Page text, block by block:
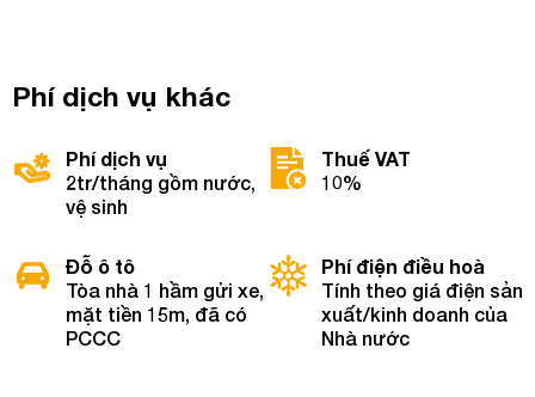
Phí dịch vụ khác
Phí dịch vụ
2tr/tháng gồm nước,
vệ sinh
Thuế VAT
10%
Đỗ ô tô
Tòa nhà 1 hầm gửi xe,
mặt tiền 15m, đã có
PCCC
Phí điện điều hoà
Tính theo giá điện sản
xuất/kinh doanh của
Nhà nước